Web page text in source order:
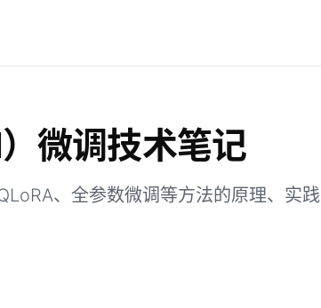
微调技术笔记
、全参数微调等方法的原理、实践